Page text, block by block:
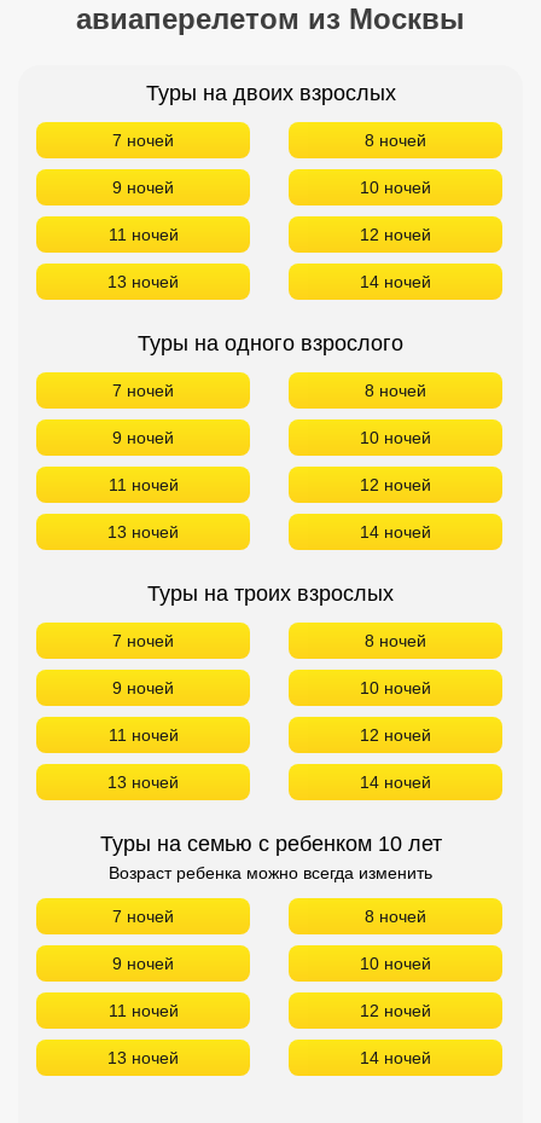
авиаперелетом из Москвы
Туры на двоих взрослых
7 ночей 8 ночей
9 ночей 10 ночей
11 ночей 12 ночей
13 ночей 14 ночей
Туры на одного взрослого
7 ночей 8 ночей
9 ночей 10 ночей
11 ночей 12 ночей
13 ночей 14 ночей
Туры на троих взрослых
7 ночей 8 ночей
9 ночей 10 ночей
11 ночей 12 ночей
13 ночей 14 ночей
Туры на семью с ребенком 10 лет
Возраст ребенка можно всегда изменить
7 ночей 8 ночей
9 ночей 10 ночей
11 ночей 12 ночей
13 ночей 14 ночей
Сетевые отели Маврикия